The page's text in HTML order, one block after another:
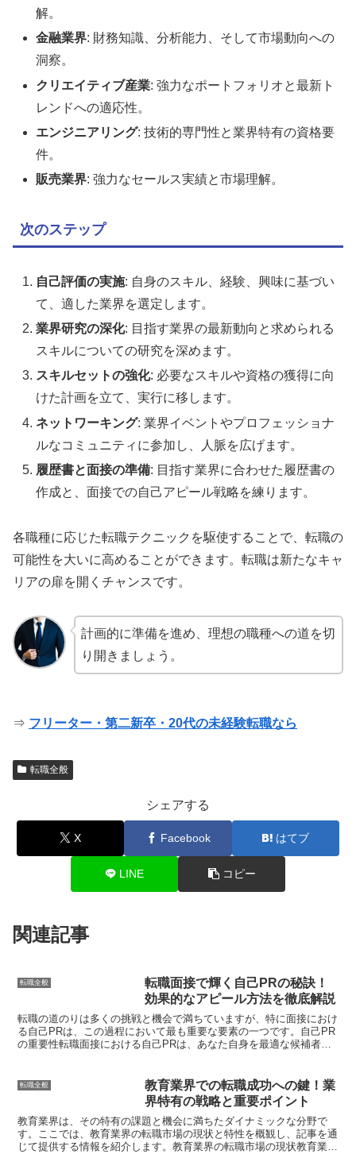
解。
金融業界: 財務知識、分析能力、そして市場動向への
洞察。
クリエイティブ産業: 強力なポートフォリオと最新ト
レンドへの適応性。
エンジニアリング: 技術的専門性と業界特有の資格要
件。
販売業界: 強力なセールス実績と市場理解。
次のステップ
自己評価の実施: 自身のスキル、経験、興味に基づい
て、適した業界を選定します。
業界研究の深化: 目指す業界の最新動向と求められる
スキルについての研究を深めます。
スキルセットの強化: 必要なスキルや資格の獲得に向
けた計画を立て、実行に移します。
ネットワーキング: 業界イベントやプロフェッショナ
ルなコミュニティに参加し、人脈を広げます。
履歴書と面接の準備: 目指す業界に合わせた履歴書の
作成と、面接での自己アピール戦略を練ります。
各職種に応じた転職テクニックを駆使することで、転職の
可能性を大いに高めることができます。転職は新たなキャ
リアの扉を開くチャンスです。
計画的に準備を進め、理想の職種への道を切
り開きましょう。
⇒ フリーター・第二新卒・20代の未経験転職なら
転職全般
シェアする
X Facebook はてブ
LINE コピー
関連記事
転職全般
転職面接で輝く自己PRの秘訣！
効果的なアピール方法を徹底解説
転職の道のりは多くの挑戦と機会で満ちていますが、特に面接におけ
る自己PRは、この過程において最も重要な要素の一つです。自己PR
の重要性転職面接における自己PRは、あなた自身を最適な候補者と
転職全般
教育業界での転職成功への鍵！業
界特有の戦略と重要ポイント
教育業界は、その特有の課題と機会に満ちたダイナミックな分野で
す。ここでは、教育業界の転職市場の現状と特性を概観し、記事を通
じて提供する情報を紹介します。教育業界の転職市場の現状教育業界